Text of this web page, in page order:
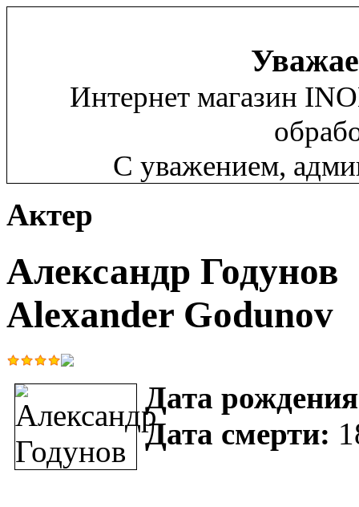
Интернет магазин
С уважением,
Актер
Александр Годунов
Alexander Godunov
Дата
Дата смерти: